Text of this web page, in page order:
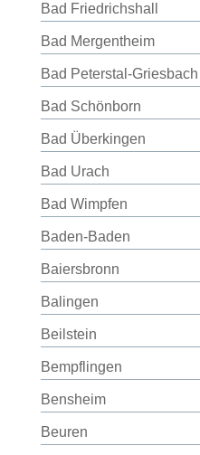
Bad Friedrichshall
Bad Mergentheim
Bad Peterstal-Griesbach
Bad Schönborn
Bad Überkingen
Bad Urach
Bad Wimpfen
Baden-Baden
Baiersbronn
Balingen
Beilstein
Bempflingen
Bensheim
Beuren